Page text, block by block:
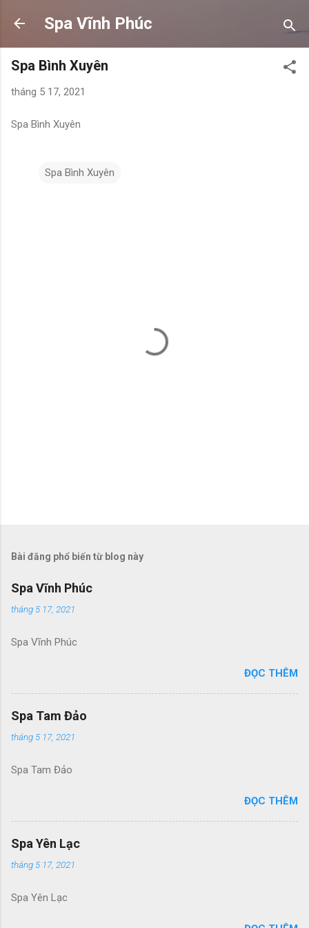
Chuyển đến nội dung chính
Spa Vĩnh Phúc
Spa Bình Xuyên
tháng 5 17, 2021
Spa Bình Xuyên
Spa Bình Xuyên
Bài đăng phổ biến từ blog này
Spa Vĩnh Phúc
tháng 5 17, 2021
Spa Vĩnh Phúc
ĐỌC THÊM
Spa Tam Đảo
tháng 5 17, 2021
Spa Tam Đảo
ĐỌC THÊM
Spa Yên Lạc
tháng 5 17, 2021
Spa Yên Lạc